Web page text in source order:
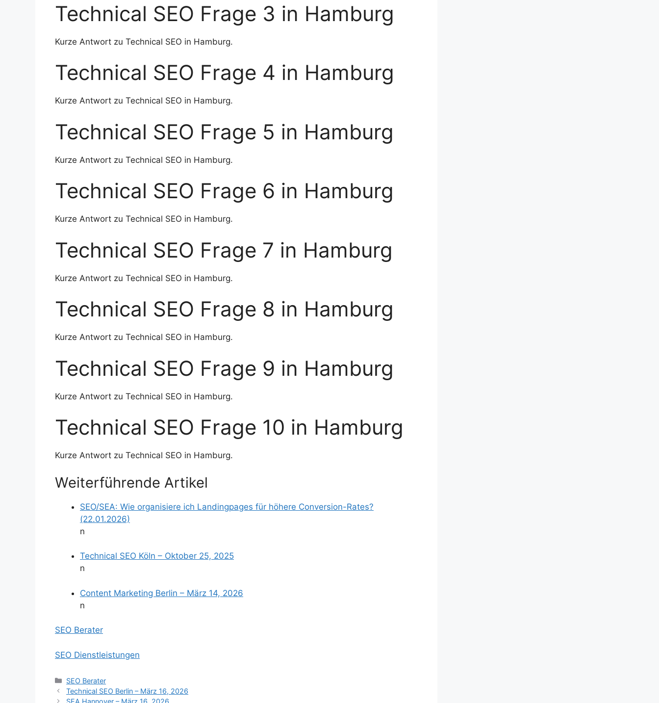
Technical SEO Frage 3 in Hamburg
Kurze Antwort zu Technical SEO in Hamburg.
Technical SEO Frage 4 in Hamburg
Kurze Antwort zu Technical SEO in Hamburg.
Technical SEO Frage 5 in Hamburg
Kurze Antwort zu Technical SEO in Hamburg.
Technical SEO Frage 6 in Hamburg
Kurze Antwort zu Technical SEO in Hamburg.
Technical SEO Frage 7 in Hamburg
Kurze Antwort zu Technical SEO in Hamburg.
Technical SEO Frage 8 in Hamburg
Kurze Antwort zu Technical SEO in Hamburg.
Technical SEO Frage 9 in Hamburg
Kurze Antwort zu Technical SEO in Hamburg.
Technical SEO Frage 10 in Hamburg
Kurze Antwort zu Technical SEO in Hamburg.
Weiterführende Artikel
SEO/SEA: Wie organisiere ich Landingpages für höhere Conversion-Rates?
(22.01.2026)
n
Technical SEO Köln – Oktober 25, 2025
n
Content Marketing Berlin – März 14, 2026
n
SEO Berater
SEO Dienstleistungen
Kategorien
SEO Berater
Technical SEO Berlin – März 16, 2026
SEA Hannover – März 16, 2026